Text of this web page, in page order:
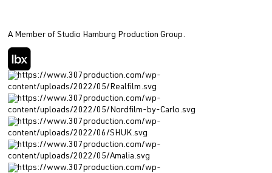
A Member of Studio Hamburg Production Group.